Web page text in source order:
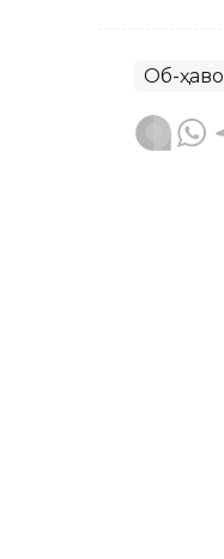
Об-ҳаво